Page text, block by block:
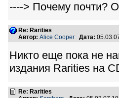
----> Почему почти?
Re: Rarities
Автор: Alice Cooper Дата:
Никто еще пока не
издания Rarities на
Re: Rarities